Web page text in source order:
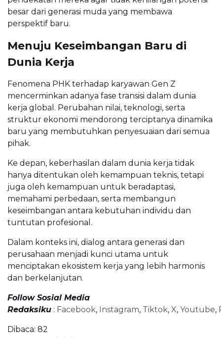
besar dari generasi muda yang membawa
perspektif baru.
Menuju Keseimbangan Baru di
Dunia Kerja
Fenomena PHK terhadap karyawan Gen Z
mencerminkan adanya fase transisi dalam dunia
kerja global. Perubahan nilai, teknologi, serta
struktur ekonomi mendorong terciptanya dinamika
baru yang membutuhkan penyesuaian dari semua
pihak.
Ke depan, keberhasilan dalam dunia kerja tidak
hanya ditentukan oleh kemampuan teknis, tetapi
juga oleh kemampuan untuk beradaptasi,
memahami perbedaan, serta membangun
keseimbangan antara kebutuhan individu dan
tuntutan profesional.
Dalam konteks ini, dialog antara generasi dan
perusahaan menjadi kunci utama untuk
menciptakan ekosistem kerja yang lebih harmonis
dan berkelanjutan.
Follow Sosial Media
Redaksiku : Facebook, Instagram, Tiktok, X, Youtube,
Dibaca: 82